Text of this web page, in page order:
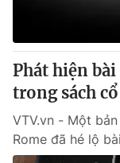
Phát hiện
trong sách
VTV.vn - Một
Rome đã hé lộ